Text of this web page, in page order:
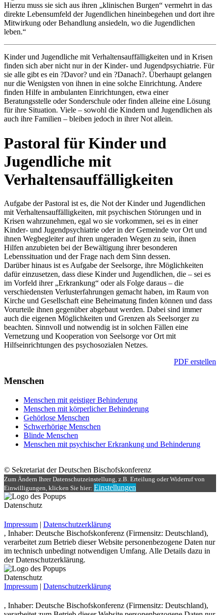
Hierzu muss sie sich aus ihren „klinischen Burgen“ vermehrt in das
direkte Lebensumfeld der Jugendlichen hineinbegehen und dort ihre
Mitwirkung oder Behandlung ansiedeln, wo die Jugendlichen
leben.“
Kinder und Jugendliche mit Verhaltensauffälligkeiten und in Krisen
finden sich aber nicht nur in der Kinder- und Jugendpsychiatrie. Für
sie alle gibt es ein ?Davor? und ein ?Danach?. Überhaupt gelangen
nur die Wenigsten von ihnen in eine solche Einrichtung. Andere
finden Hilfe in ambulanten Einrichtungen, etwa einer
Beratungsstelle oder Sonderschule oder finden alleine eine Lösung
für ihre Situation. Viele – sowohl die Kindern und Jugendlichen als
auch ihre Familien – bleiben jedoch in ihrer Not allein.
Pastoral für Kinder und
Jugendliche mit
Verhaltensauffälligkeiten
Aufgabe der Pastoral ist es, die Not der Kinder und Jugendlichen
mit Verhaltensauffälligkeiten, mit psychischen Störungen und in
Krisen wahrzunehmen, egal wo sie vorkommen, sei es in einer
Kinder- und Jugendpsychiatrie oder in der Gemeinde vor Ort und
ihnen Wegbegleiter auf ihren ungeraden Wegen zu sein, ihnen
Hilfen anzubieten bei der Bewältigung ihrer besonderen
Lebenssituation und der Frage nach dem Sinn dessen.
Darüber hinaus ist es Aufgabe der Seelsorge, ihre Möglichkeiten
dafür einzusetzen, dass diese Kinder und Jugendlichen, die – sei es
im Vorfeld ihrer „Erkrankung“ oder als Folge daraus – die
verschiedensten Verlusterfahrungen gemacht haben, im Raum von
Kirche und Gesellschaft eine Beheimatung finden können und dass
Vorurteile ihnen gegenüber abgebaut werden. Dabei sind immer
auch die eigenen Möglichkeiten und Grenzen als Seelsorger zu
beachten. Sinnvoll und notwendig ist in solchen Fällen eine
Vernetzung und Kooperation von Seelsorge vor Ort mit
Hilfseinrichtungen des psychosozialen Netzes.
PDF erstellen
Menschen
Menschen mit geistiger Behinderung
Menschen mit körperlicher Behinderung
Gehörlose Menschen
Schwerhörige Menschen
Blinde Menschen
Menschen mit psychischer Erkrankung und Behinderung
© Sekretariat der Deutschen Bischofskonferenz
Zum Ändern Ihrer Datenschutzeinstellung, z.B. Erteilung oder Widerruf von
Einwilligungen, klicken Sie hier: Einstellungen
Datenschutz
Impressum | Datenschutzerklärung
, Inhaber: Deutsche Bischofskonferenz (Firmensitz: Deutschland),
verarbeitet zum Betrieb dieser Website personenbezogene Daten nur
im technisch unbedingt notwendigen Umfang. Alle Details dazu in
der Datenschutzerklärung.
Datenschutz
Impressum | Datenschutzerklärung
, Inhaber: Deutsche Bischofskonferenz (Firmensitz: Deutschland),